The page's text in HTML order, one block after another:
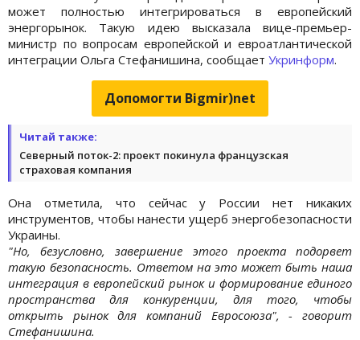
может полностью интегрироваться в европейский
энергорынок. Такую идею высказала вице-премьер-
министр по вопросам европейской и евроатлантической
интеграции Ольга Стефанишина, сообщает Укринформ.
Допомогти Bigmir)net
Читай также:
Северный поток-2: проект покинула французская
страховая компания
Она отметила, что сейчас у России нет никаких
инструментов, чтобы нанести ущерб энергобезопасности
Украины.
"Но, безусловно, завершение этого проекта подорвет
такую безопасность. Ответом на это может быть наша
интеграция в европейский рынок и формирование единого
пространства для конкуренции, для того, чтобы
открыть рынок для компаний Евросоюза", - говорит
Стефанишина.